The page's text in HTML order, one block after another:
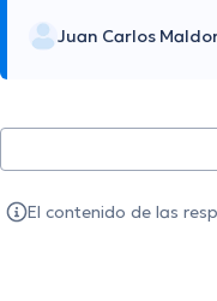
Juan Carlos
El contenido de las